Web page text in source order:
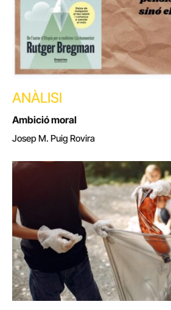
ANÀLISI
Ambició moral
Josep M. Puig Rovira